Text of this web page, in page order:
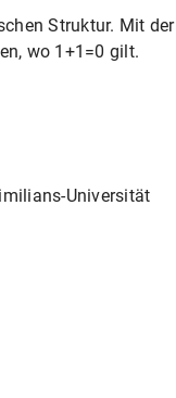
Struktur. Mit der
wo 1+1=0 gilt.
Universität